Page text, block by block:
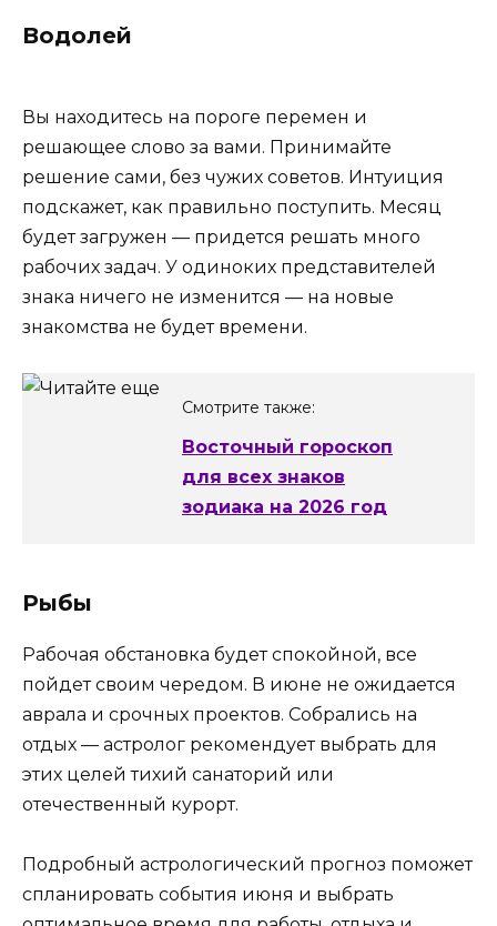
Водолей
Вы находитесь на пороге перемен и
решающее слово за вами. Принимайте
решение сами, без чужих советов. Интуиция
подскажет, как правильно поступить. Месяц
будет загружен — придется решать много
рабочих задач. У одиноких представителей
знака ничего не изменится — на новые
знакомства не будет времени.
Смотрите также:
Восточный гороскоп
для всех знаков
зодиака на 2026 год
Рыбы
Рабочая обстановка будет спокойной, все
пойдет своим чередом. В июне не ожидается
аврала и срочных проектов. Собрались на
отдых — астролог рекомендует выбрать для
этих целей тихий санаторий или
отечественный курорт.
Подробный астрологический прогноз поможет
спланировать события июня и выбрать